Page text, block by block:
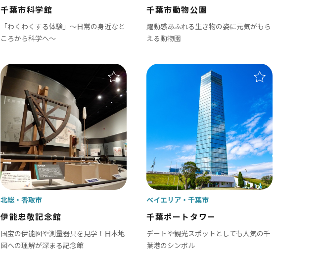
千葉市科学館
「わくわくする体験」～日常の身近なと
ころから科学へ～
千葉市動物公園
躍動感あふれる生き物の姿に元気がもら
える動物園
伊能忠敬記念館
国宝の伊能図や測量器具を見学！日本地
図への理解が深まる記念館
北総 香取市
千葉ポートタワー
デートや観光スポットとしても人気の千
葉港のシンボル
ベイエリア 千葉市